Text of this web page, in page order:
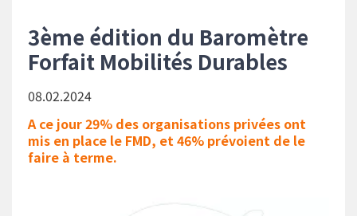
d'Ariane
3ème édition du Baromètre
Forfait Mobilités Durables
08.02.2024
A ce jour 29% des organisations privées ont
mis en place le FMD, et 46% prévoient de le
faire à terme.